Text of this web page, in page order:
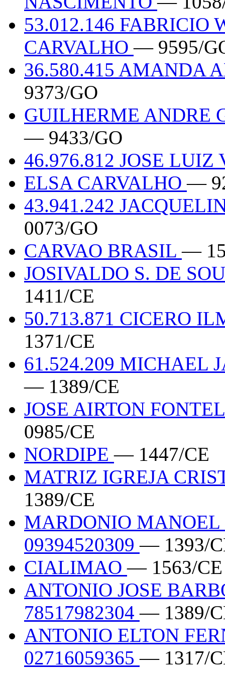
53.012.146 FABRICIO
CARVALHO— 9595/
36.580.415 AMANDA
9373/GO
GUILHERME ANDRE
— 9433/GO
46.976.812 JOSE
ELSA CARVALHO—
43.941.242
0073/GO
CARVAO BRASIL—
JOSIVALDO S. DE
1411/CE
50.713.871 CICERO
1371/CE
61.524.209 MICHAEL
— 1389/CE
JOSE AIRTON
0985/CE
NORDIPE— 1447/CE
MATRIZ IGREJA
1389/CE
MARDONIO MANOEL
09394520309— 1393/
CIALIMAO— 1563/CE
ANTONIO JOSE
78517982304— 1389/
ANTONIO ELTON
02716059365— 1317/